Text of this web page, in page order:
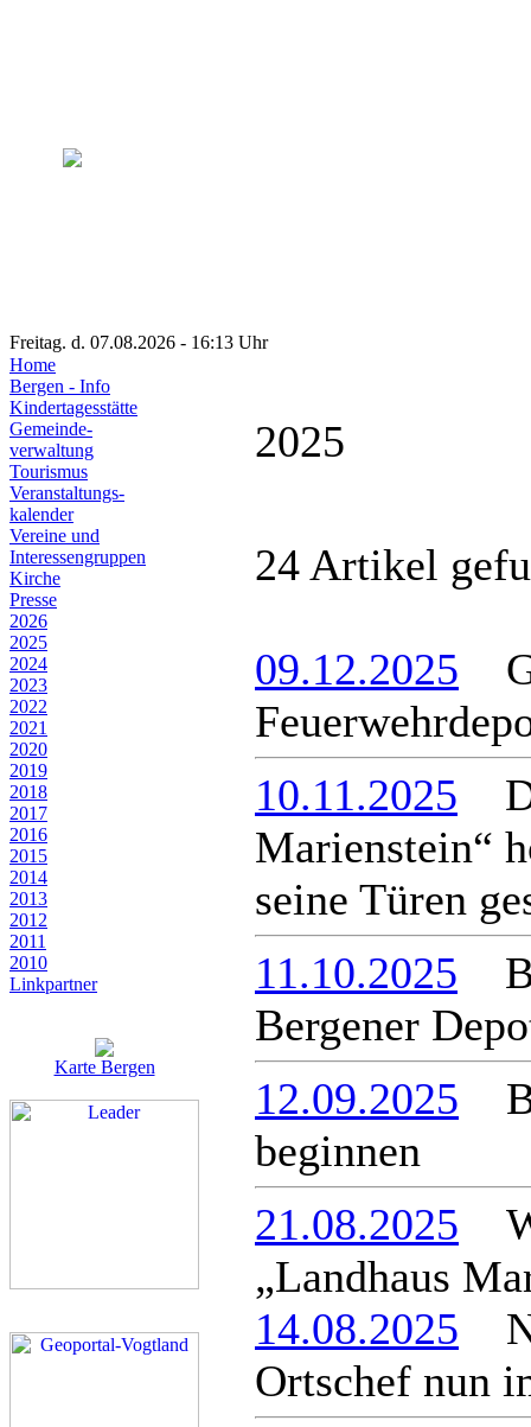
Freitag. d. 07.08.2026 - 16:13 Uhr
Home
Bergen - Info
Kindertagesstätte
Gemeinde-
verwaltung
Tourismus
Veranstaltungs-
kalender
Vereine und
Interessen­gruppen
Kirche
Presse
2026
2025
2024
2023
2022
2021
2020
2019
2018
2017
2016
2015
2014
2013
2012
2011
2010
Linkpartner
Karte Bergen
2025
24 Artikel
09.12.2025
10.11.2025
Marienstein“
seine Türen
11.10.2025
Bergener
12.09.2025
beginnen
21.08.2025
„Landhaus
14.08.2025
Ortschef nun